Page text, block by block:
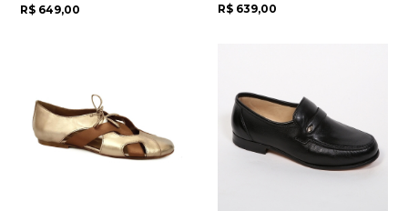
R$ 649,00 R$ 639,00